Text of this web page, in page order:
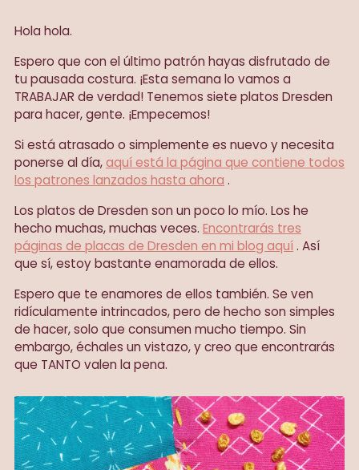
Hola hola.
Espero que con el último patrón hayas disfrutado de
tu pausada costura. ¡Esta semana lo vamos a
TRABAJAR de verdad! Tenemos siete platos Dresden
para hacer, gente. ¡Empecemos!
Si está atrasado o simplemente es nuevo y necesita
ponerse al día,aquí está la página que contiene todos
los patrones lanzados hasta ahora .
Los platos de Dresden son un poco lo mío. Los he
hecho muchas, muchas veces. Encontrarás tres
páginas de placas de Dresden en mi blog aquí. Así
que sí, estoy bastante enamorada de ellos.
Espero que te enamores de ellos también. Se ven
ridículamente intrincados, pero de hecho son simples
de hacer, solo que consumen mucho tiempo. Sin
embargo, échales un vistazo, y creo que encontrarás
que TANTO valen la pena.